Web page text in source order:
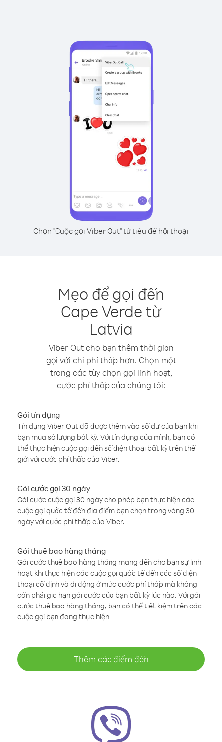
Chọn "Cuộc gọi Viber Out" từ tiêu đề hội thoại
Mẹo để gọi đến
Cape Verde từ
Latvia
Viber Out cho bạn thêm thời gian
gọi với chi phí thấp hơn. Chọn một
trong các tùy chọn gọi linh hoạt,
cước phí thấp của chúng tôi:
Gói tín dụng
Tín dụng Viber Out đã được thêm vào số dư của bạn khi
bạn mua số lượng bất kỳ. Với tín dụng của mình, bạn có
thể thực hiện cuộc gọi đến số điện thoại bất kỳ trên thế
giới với cước phí thấp của Viber.
Gói cước gọi 30 ngày
Gói cước cuộc gọi 30 ngày cho phép bạn thực hiện các
cuộc gọi quốc tế đến địa điểm bạn chọn trong vòng 30
ngày với cước phí thấp của Viber.
Gói thuê bao hàng tháng
Gói cước thuê bao hàng tháng mang đến cho bạn sự linh
hoạt khi thực hiện các cuộc gọi quốc tế đến các số điện
thoại cố định và di động ở mức cước phí thấp mà không
cần phải gia hạn gói cước của bạn bất kỳ lúc nào. Với gói
cước thuê bao hàng tháng, bạn có thể tiết kiệm trên các
cuộc gọi bạn đang thực hiện
Thêm các điểm đến